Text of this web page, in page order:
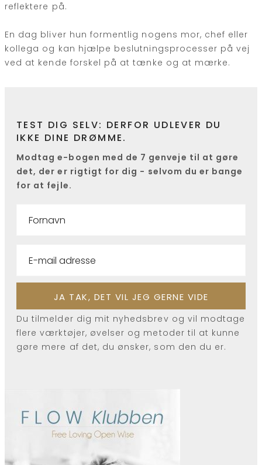
reflektere på.
En dag bliver hun formentlig nogens mor, chef eller
kollega og kan hjælpe beslutningsprocesser på vej
ved at kende forskel på at tænke og at mærke.
TEST DIG SELV: DERFOR UDLEVER DU
IKKE DINE DRØMME.
Modtag e-bogen med de 7 genveje til at gøre
det, der er rigtigt for dig - selvom du er bange
for at fejle.
Du tilmelder dig mit nyhedsbrev og vil modtage
flere værktøjer, øvelser og metoder til at kunne
gøre mere af det, du ønsker, som den du er.